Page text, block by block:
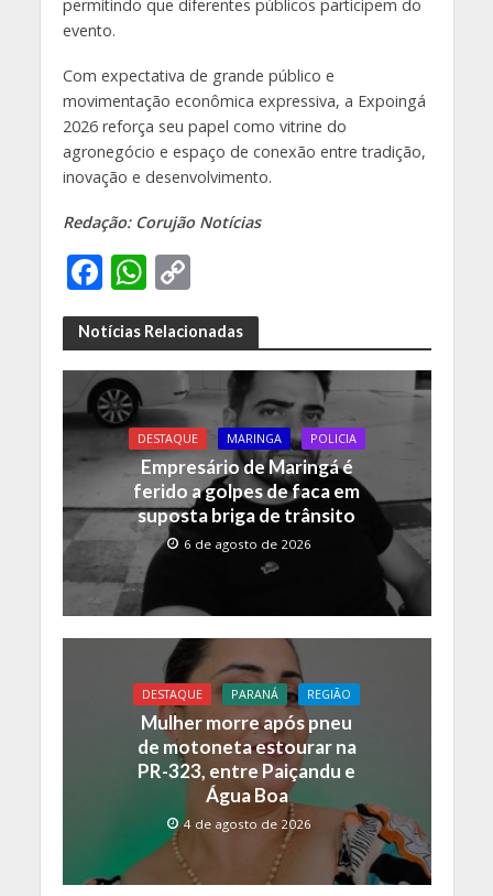
permitindo que diferentes públicos participem do
evento.
Com expectativa de grande público e
movimentação econômica expressiva, a Expoingá
2026 reforça seu papel como vitrine do
agronegócio e espaço de conexão entre tradição,
inovação e desenvolvimento.
Redação: Corujão Notícias
F
ac
e
b
o
o
k
W
h
at
s
A
p
p
C
o
p
y
Li
n
k
Notícias Relacionadas
DESTAQUE MARINGA POLICIA
Empresário de Maringá é
ferido a golpes de faca em
suposta briga de trânsito
6 de agosto de 2026
DESTAQUE PARANÁ REGIÃO
Mulher morre após pneu
de motoneta estourar na
PR-323, entre Paiçandu e
Água Boa
4 de agosto de 2026